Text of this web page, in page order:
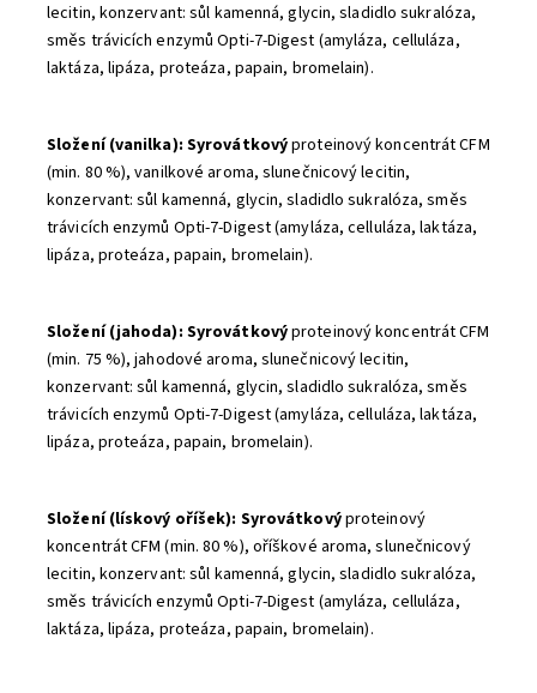
lecitin, konzervant: sůl kamenná, glycin, sladidlo sukralóza,
směs trávicích enzymů Opti-7-Digest (amyláza, celluláza,
laktáza, lipáza, proteáza, papain, bromelain).
Složení (vanilka): Syrovátkovýproteinový koncentrát CFM
(min. 80 %), vanilkové aroma, slunečnicový lecitin,
konzervant: sůl kamenná, glycin, sladidlo sukralóza, směs
trávicích enzymů Opti-7-Digest (amyláza, celluláza, laktáza,
lipáza, proteáza, papain, bromelain).
Složení (jahoda): Syrovátkovýproteinový koncentrát CFM
(min. 75 %), jahodové aroma, slunečnicový lecitin,
konzervant: sůl kamenná, glycin, sladidlo sukralóza, směs
trávicích enzymů Opti-7-Digest (amyláza, celluláza, laktáza,
lipáza, proteáza, papain, bromelain).
Složení (lískový oříšek): Syrovátkovýproteinový
koncentrát CFM (min. 80 %), oříškové aroma, slunečnicový
lecitin, konzervant: sůl kamenná, glycin, sladidlo sukralóza,
směs trávicích enzymů Opti-7-Digest (amyláza, celluláza,
laktáza, lipáza, proteáza, papain, bromelain).